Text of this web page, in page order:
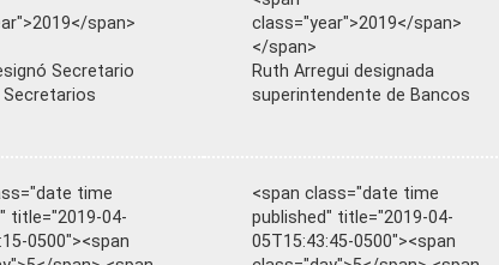
span>
Secretario
Secretarios
class="year">2019</span>
</span>
Ruth Arregui designada
superintendente de Bancos
time
title="2019-04-
0500"><span
<span class="date time
published" title="2019-04-
05T15:43:45-0500"><span